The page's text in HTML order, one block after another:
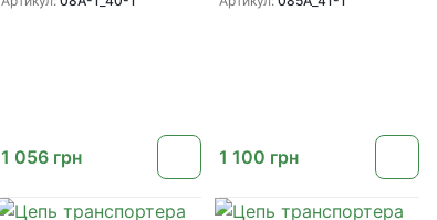
1 056 грн 1 100 грн